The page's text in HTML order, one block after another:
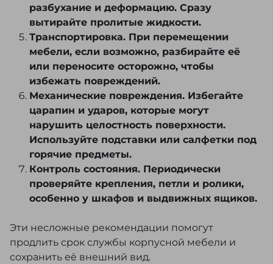
разбухание и деформацию. Сразу
вытирайте пролитые жидкости.
Транспортировка. При перемещении
мебели, если возможно, разбирайте её
или переносите осторожно, чтобы
избежать повреждений.
Механические повреждения. Избегайте
царапин и ударов, которые могут
нарушить целостность поверхности.
Используйте подставки или салфетки под
горячие предметы.
Контроль состояния. Периодически
проверяйте крепления, петли и ролики,
особенно у шкафов и выдвижных ящиков.
Эти несложные рекомендации помогут
продлить срок службы корпусной мебели и
сохранить её внешний вид.